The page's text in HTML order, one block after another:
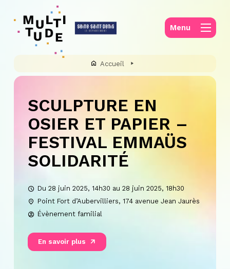
Menu
Accueil
SCULPTURE EN
OSIER ET PAPIER –
FESTIVAL EMMAÜS
SOLIDARITÉ
Du 28 juin 2025, 14h30 au 28 juin 2025, 18h30
Point Fort d’Aubervilliers, 174 avenue Jean Jaurès
Évènement familial
En savoir plus
Panneau de gestion des cookies